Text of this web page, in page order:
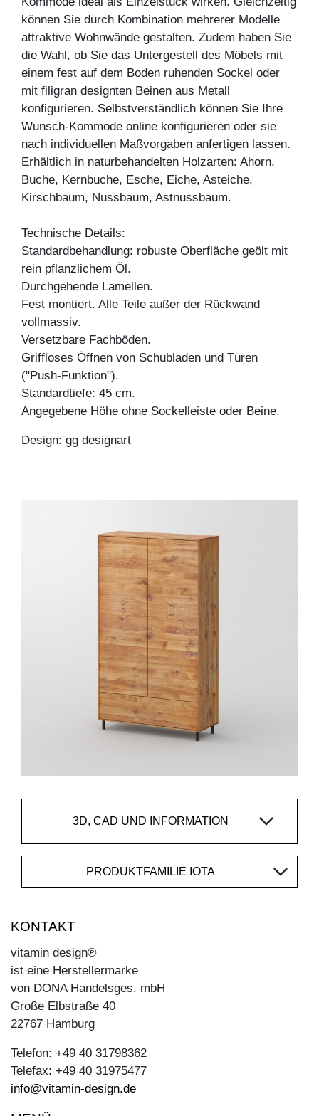
können Sie durch Kombination mehrerer Modelle
attraktive Wohnwände gestalten. Zudem haben Sie
die Wahl, ob Sie das Untergestell des Möbels mit
einem fest auf dem Boden ruhenden Sockel oder
mit filigran designten Beinen aus Metall
konfigurieren. Selbstverständlich können Sie Ihre
Wunsch-Kommode online konfigurieren oder sie
nach individuellen Maßvorgaben anfertigen lassen.
Erhältlich in naturbehandelten Holzarten: Ahorn,
Buche, Kernbuche, Esche, Eiche, Asteiche,
Kirschbaum, Nussbaum, Astnussbaum.
Technische Details:
Standardbehandlung: robuste Oberfläche geölt mit
rein pflanzlichem Öl.
Durchgehende Lamellen.
Fest montiert. Alle Teile außer der Rückwand
vollmassiv.
Versetzbare Fachböden.
Griffloses Öffnen von Schubladen und Türen
("Push-Funktion").
Standardtiefe: 45 cm.
Angegebene Höhe ohne Sockelleiste oder Beine.
Design: gg designart
3D, CAD UND INFORMATION
PRODUKTFAMILIE IOTA
KONTAKT
vitamin design®
ist eine Herstellermarke
von DONA Handelsges. mbH
Große Elbstraße 40
22767 Hamburg
Telefon: +49 40 31798362
Telefax: +49 40 31975477
info@vitamin-design.de